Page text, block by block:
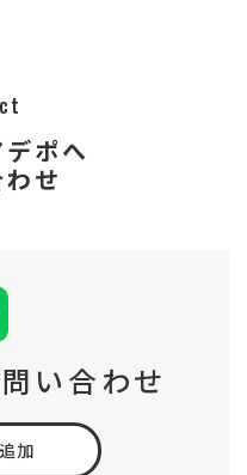
ポへ
せ
い合わせ
加